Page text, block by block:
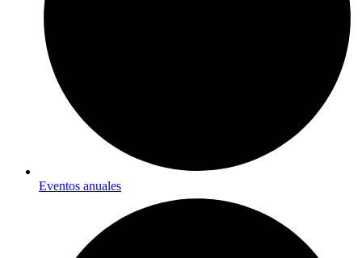
Eventos anuales